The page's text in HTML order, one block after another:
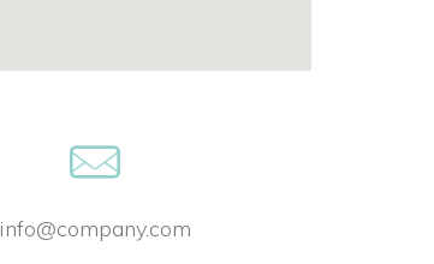
info@company.com